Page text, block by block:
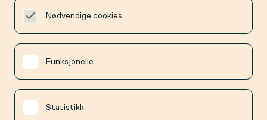
Nødvendige cookies
Funksjonelle
Statistikk